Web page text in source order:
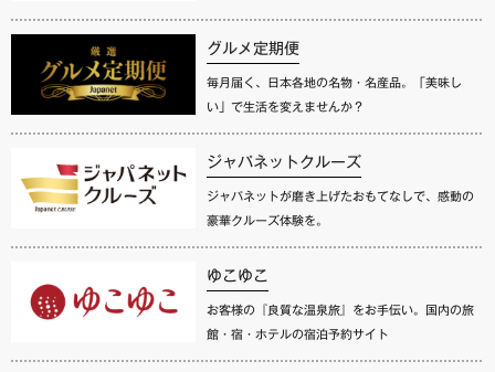
グルメ定期便
毎月届く、日本各地の名物・名産品。「美味し
い」で生活を変えませんか？
ジャパネットクルーズ
ジャパネットが磨き上げたおもてなしで、感動の
豪華クルーズ体験を。
ゆこゆこ
お客様の『良質な温泉旅』をお手伝い。国内の旅
館・宿・ホテルの宿泊予約サイト